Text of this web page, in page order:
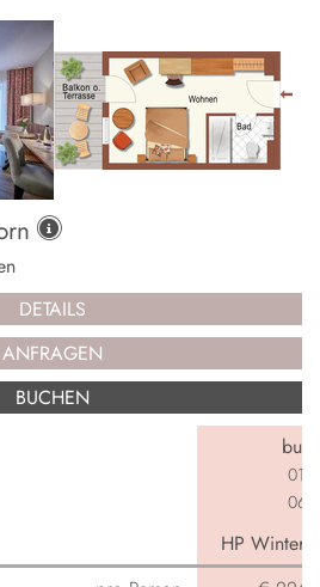
DETAILS
ANFRAGEN
BUCHEN
HP